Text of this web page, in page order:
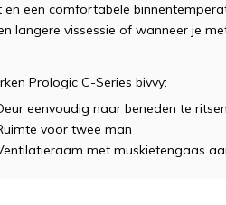
en een comfortabele binnentemper
langere vissessie of wanneer je
Prologic C-Series bivvy:
eenvoudig naar beneden te
voor twee man
met muskietengaas